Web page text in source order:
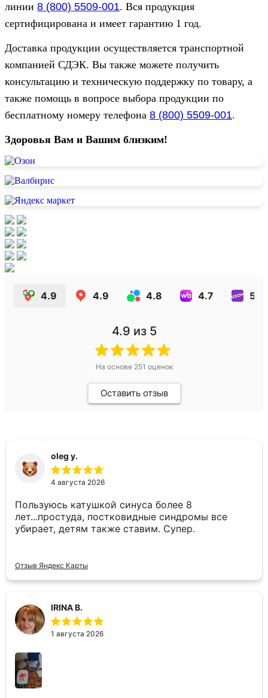
линии 8 (800) 5509-001. Вся продукция
сертифицирована и имеет гарантию 1 год.
Доставка продукции осуществляется транспортной
компанией СДЭК. Вы также можете получить
консультацию и техническую поддержку по товару, а
также помощь в вопросе выбора продукции по
бесплатному номеру телефона 8 (800) 5509-001.
Здоровья Вам и Вашим близким!
4.9 4.9 4.8 4.7 5.0
4.9 из 5
На основе 251 оценок
Оставить отзыв
oleg y.
4 августа 2026
Пользуюсь катушкой синуса более 8
лет...простуда, постковидные синдромы все
убирает, детям также ставим. Супер.
Отзыв Яндекс Карты
IRINA B.
1 августа 2026